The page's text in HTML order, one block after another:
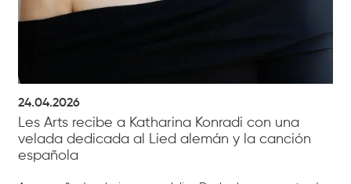
24.04.2026
Les Arts recibe a Katharina Konradi con una
velada dedicada al Lied alemán y la canción
española